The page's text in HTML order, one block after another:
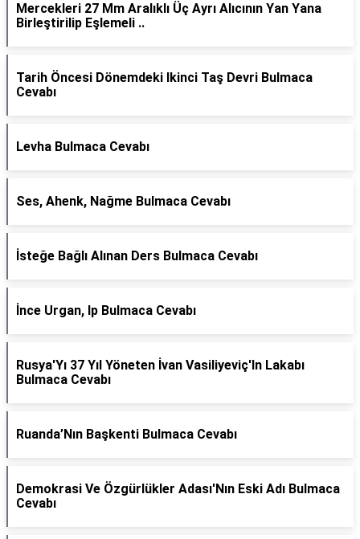
Mercekleri 27 Mm Aralıklı Üç Ayrı Alıcının Yan Yana
Birleştirilip Eşlemeli ..
Tarih Öncesi Dönemdeki Ikinci Taş Devri Bulmaca
Cevabı
Levha Bulmaca Cevabı
Ses, Ahenk, Nağme Bulmaca Cevabı
İsteğe Bağlı Alınan Ders Bulmaca Cevabı
İnce Urgan, Ip Bulmaca Cevabı
Rusya'Yı 37 Yıl Yöneten İvan Vasiliyeviç'In Lakabı
Bulmaca Cevabı
Ruanda’Nın Başkenti Bulmaca Cevabı
Demokrasi Ve Özgürlükler Adası'Nın Eski Adı Bulmaca
Cevabı